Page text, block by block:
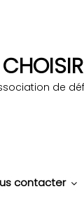
de
contacter